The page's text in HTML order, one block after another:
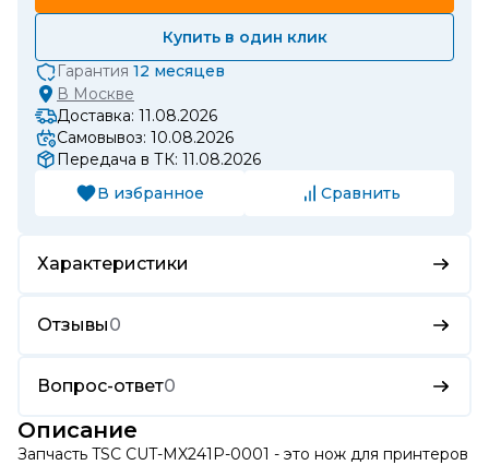
Купить в один клик
Гарантия 12 месяцев
В Москве
Доставка: 11.08.2026
Самовывоз: 10.08.2026
Передача в ТК: 11.08.2026
В избранное
Сравнить
Характеристики
Отзывы0
Вопрос-ответ0
Описание
Запчасть TSC CUT-MX241P-0001 - это нож для принтеров